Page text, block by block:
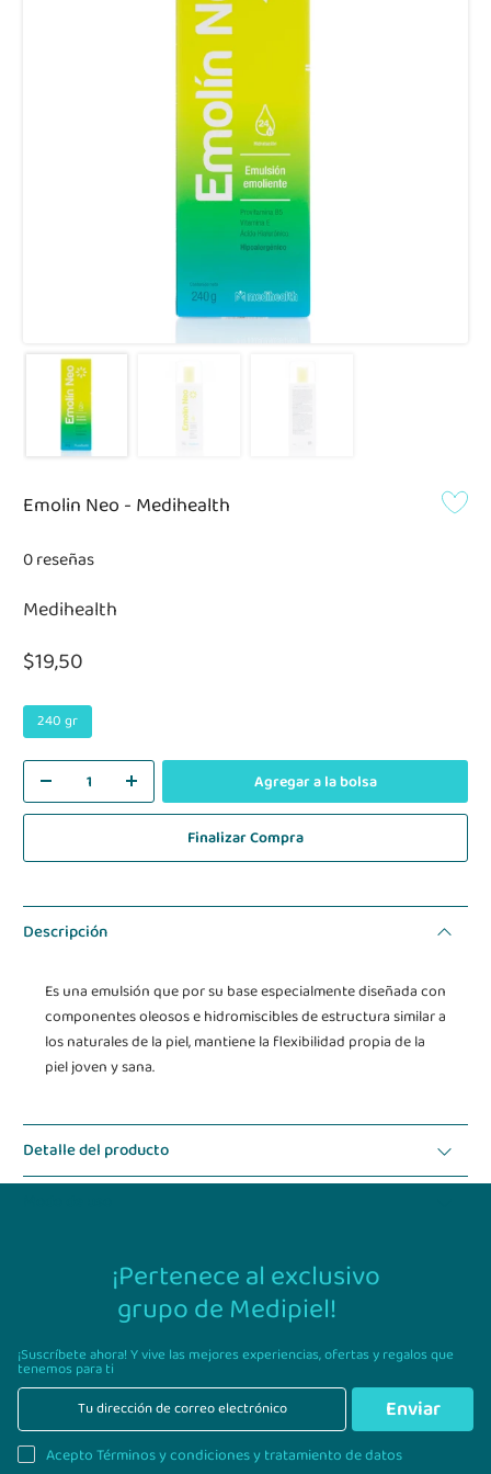
Emolin Neo - Medihealth
0 reseñas
Medihealth
$19,50
240 gr
Agregar a la bolsa
Finalizar Compra
Descripción
Es una emulsión que por su base especialmente diseñada con
componentes oleosos e hidromiscibles de estructura similar a
los naturales de la piel, mantiene la flexibilidad propia de la
piel joven y sana.
Detalle del producto
¡Pertenece al exclusivo
grupo de Medipiel!
¡Suscríbete ahora! Y vive las mejores experiencias,ofertas y regalos que
tenemos para ti
Enviar
Acepto Términos y condiciones y tratamiento de datos